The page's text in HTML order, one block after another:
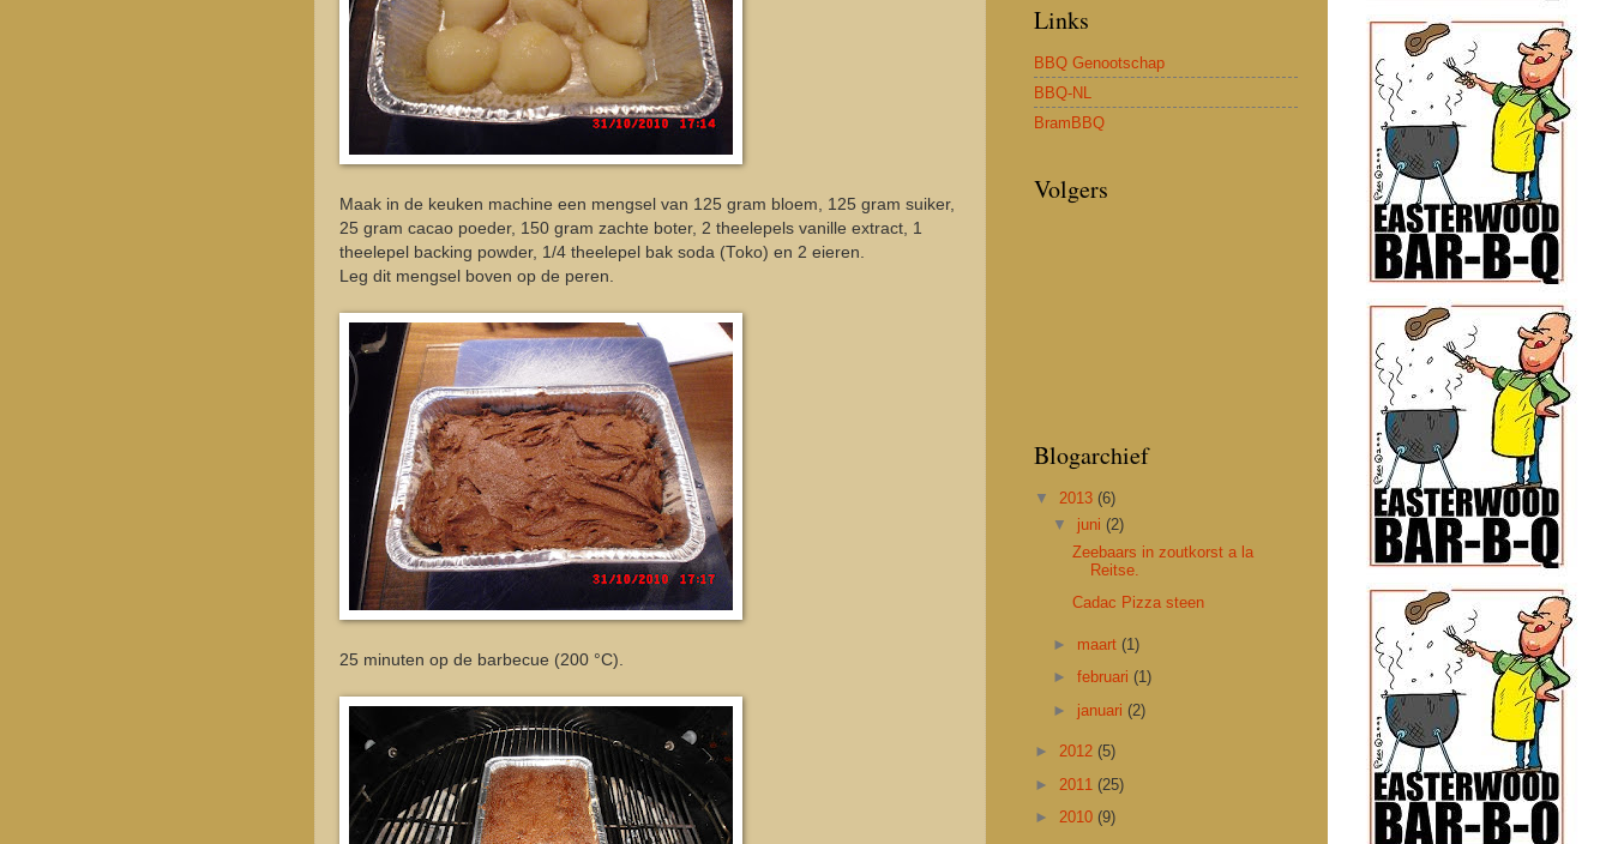
Maak in de keuken machine een mengsel van 125 gram bloem, 125 gram suiker,
25 gram cacao poeder, 150 gram zachte boter, 2 theelepels vanille extract, 1
theelepel backing powder, 1/4 theelepel bak soda (Toko) en 2 eieren.
Leg dit mengsel boven op de peren.
25 minuten op de barbecue (200 °C).
Links
BBQ Genootschap
BBQ-NL
BramBBQ
Volgers
Blogarchief
▼ 2013 (6)
▼ juni(2)
Zeebaars in zoutkorst a la
Reitse.
Cadac Pizza steen
► maart(1)
►februari(1)
► januari(2)
► 2012 (5)
► 2011 (25)
► 2010 (9)